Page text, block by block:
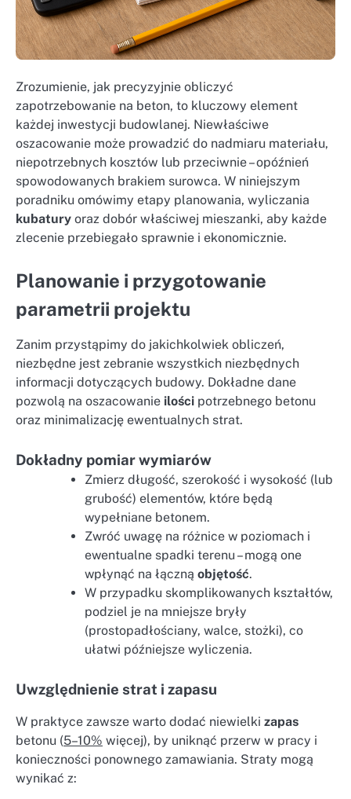
Zrozumienie, jak precyzyjnie obliczyć
zapotrzebowanie na beton, to kluczowy element
każdej inwestycji budowlanej. Niewłaściwe
oszacowanie może prowadzić do nadmiaru materiału,
niepotrzebnych kosztów lub przeciwnie – opóźnień
spowodowanych brakiem surowca. W niniejszym
poradniku omówimy etapy planowania, wyliczania
kubatury oraz dobór właściwej mieszanki, aby każde
zlecenie przebiegało sprawnie i ekonomicznie.
Planowanie i przygotowanie
parametrii projektu
Zanim przystąpimy do jakichkolwiek obliczeń,
niezbędne jest zebranie wszystkich niezbędnych
informacji dotyczących budowy. Dokładne dane
pozwolą na oszacowanie ilości potrzebnego betonu
oraz minimalizację ewentualnych strat.
Dokładny pomiar wymiarów
Zmierz długość, szerokość i wysokość (lub
grubość) elementów, które będą
wypełniane betonem.
Zwróć uwagę na różnice w poziomach i
ewentualne spadki terenu – mogą one
wpłynąć na łączną objętość.
W przypadku skomplikowanych kształtów,
podziel je na mniejsze bryły
(prostopadłościany, walce, stożki), co
ułatwi późniejsze wyliczenia.
Uwzględnienie strat i zapasu
W praktyce zawsze warto dodać niewielki zapas
betonu (5–10% więcej), by uniknąć przerw w pracy i
konieczności ponownego zamawiania. Straty mogą
wynikać z: